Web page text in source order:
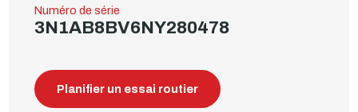
Numéro de série
3N1AB8BV6NY280478
Planifier un essai routier